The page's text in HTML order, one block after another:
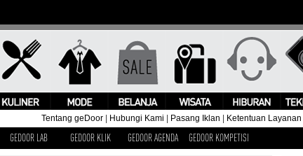
Tentang geDoor Hubungi Kami Pasang Iklan Ketentuan Layanan
GEDOOR LAB GEDOOR KLIK GEDOOR AGENDA GEDOOR KOMPETISI